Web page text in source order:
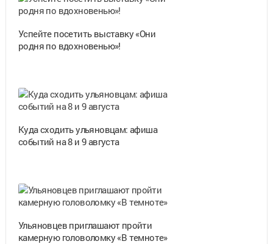
Успейте посетить выставку «Они
родня по вдохновенью»!
Куда сходить ульяновцам: афиша
событий на 8 и 9 августа
Ульяновцев приглашают пройти
камерную головоломку «В темноте»